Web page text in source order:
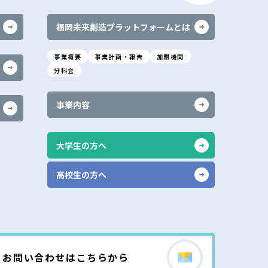
福岡未来創造プラットフォームとは
事業概要 事業計画・報告
加盟機関
分科会
事業内容
大学生の方へ
高校生の方へ
お問い合わせはこちらから
プ
に
戻